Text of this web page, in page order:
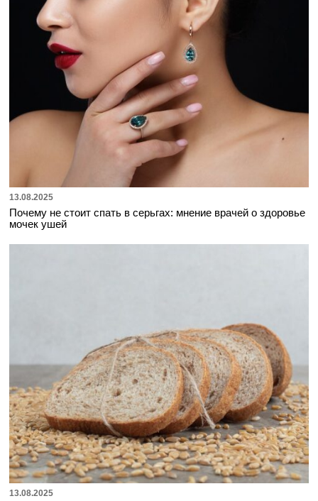
13.08.2025
Почему не стоит спать в серьгах: мнение врачей о здоровье
мочек ушей
13.08.2025